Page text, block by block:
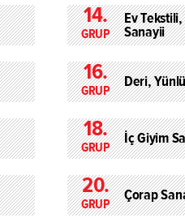
14.
GRUP
Ev
Sanayii
16.
GRUP Deri,
18.
GRUP İç Giyim
20.
GRUP Çorap